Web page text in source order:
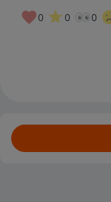
0 0 0